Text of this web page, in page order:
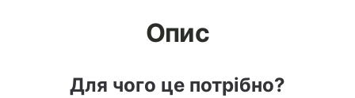
Опис
Для чого це потрібно?